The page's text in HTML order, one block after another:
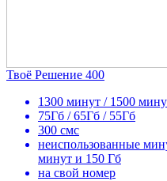
Твоё Решение 400
1300 минут / 1500
75Гб / 65Гб / 55Гб
300 смс
неиспользованные
минут и 150 Гб
на свой номер